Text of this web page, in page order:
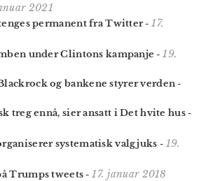
2021
permanent fra Twitter-17.
under Clintons kampanje -19.
og bankene styrer verden-
treg ennå, sier ansatt i Det hvite hus -
systematisk valgjuks - 19.
Trumps tweets -17. januar 2018